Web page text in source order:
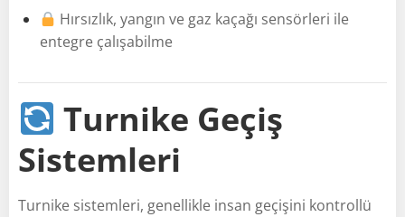
Hırsızlık, yangın ve gaz kaçağı sensörleri ile
entegre çalışabilme
Turnike Geçiş
Sistemleri
Turnike sistemleri, genellikle insan geçişini kontrollü